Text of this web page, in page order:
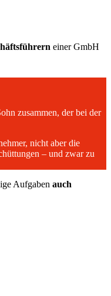
einer GmbH
zusammen, der bei der
nicht aber die
– und zwar zu
Aufgaben auch